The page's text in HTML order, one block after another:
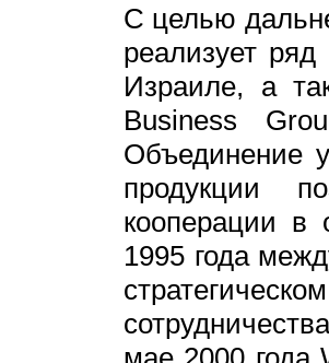
С целью
реализует
Израиле, а
Business
Объединение
продукции
кооперации в
1995 года